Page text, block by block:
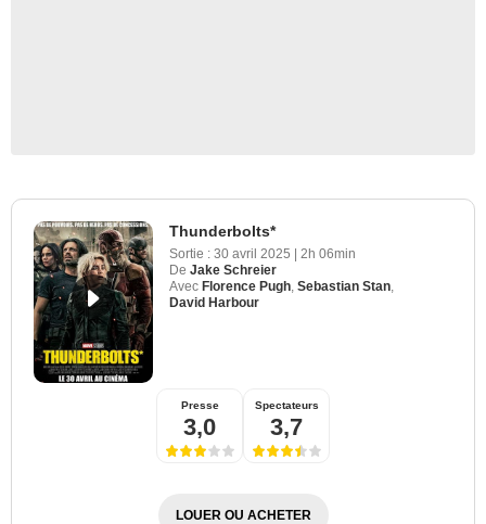
Thunderbolts*
Sortie : 30 avril 2025 | 2h 06min
De Jake Schreier
Avec Florence Pugh Sebastian Stan
David Harbour
Presse
3,0
Spectateurs
3,7
LOUER OU ACHETER